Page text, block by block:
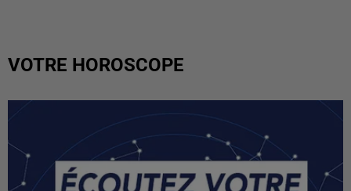
VOTRE HOROSCOPE